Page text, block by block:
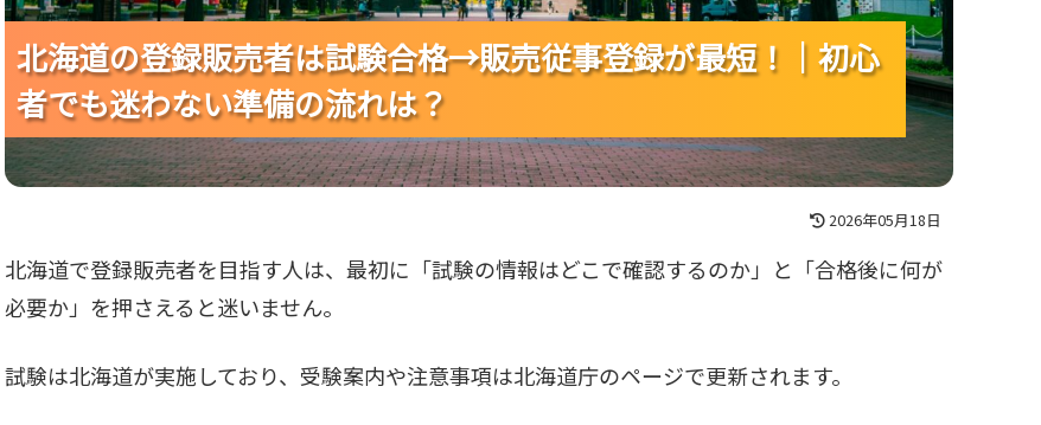
北海道の登録販売者は試験合格→販売従事登録が最短！｜初心
者でも迷わない準備の流れは？
北海道の登録販売者は試験合格→販売従事登録が最短！｜初心
者でも迷わない準備の流れは？
北海道の登録販売者は試験合格→販売従事登録が最短！｜初心
者でも迷わない準備の流れは？
2026年05月18日
北海道で登録販売者を目指す人は、最初に「試験の情報はどこで確認するのか」と「合格後に何が
必要か」を押さえると迷いません。
試験は北海道が実施しており、受験案内や注意事項は北海道庁のページで更新されます。